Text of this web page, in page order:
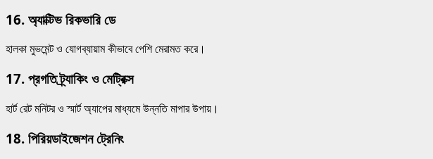
16. অ্যাক্টিভ রিকভারি ডে
হালকা মুভমেন্ট ও যোগব্যায়াম কীভাবে পেশি মেরামত করে।
17. প্রগতি ট্র্যাকিং ও মেট্রিক্স
হার্ট রেট মনিটর ও স্মার্ট অ্যাপের মাধ্যমে উন্নতি মাপার উপায়।
18. পিরিয়ডাইজেশন ট্রেনিং